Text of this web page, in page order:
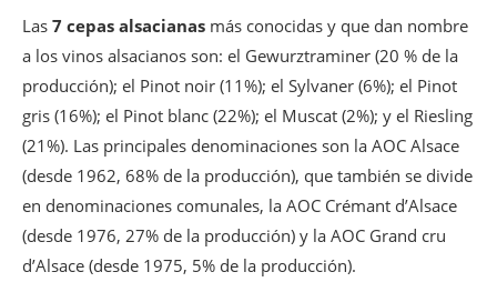
Almuerzo en el salón de té de la Maison
du Pain d’Alsace
Visitar el museo de la Maison du Pain
Visita de la Biblioteca Humanista
Thannenkirch
Hôtel & Spa Le Clos des Sources
Las 7 cepas alsacianas más conocidas y que dan nombre
a los vinos alsacianos son: el Gewurztraminer (20 % de la
producción); el Pinot noir (11%); el Sylvaner (6%); el Pinot
gris (16%); el Pinot blanc (22%); el Muscat (2%); y el Riesling
(21%). Las principales denominaciones son la AOC Alsace
(desde 1962, 68% de la producción), que también se divide
en denominaciones comunales, la AOC Crémant d’Alsace
(desde 1976, 27% de la producción) y la AOC Grand cru
d’Alsace (desde 1975, 5% de la producción).